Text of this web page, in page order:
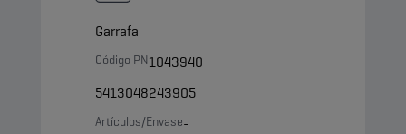
Garrafa
Código PN1043940
5413048243905
Artículos/Envase-